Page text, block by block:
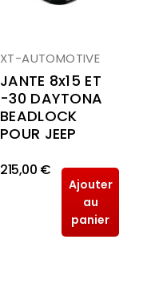
XT-AUTOMOTIVE
JANTE 8x15 ET
-30 DAYTONA
BEADLOCK
POUR JEEP
215,00 €
Ajouter
au
panier